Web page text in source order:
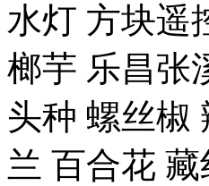
水灯 方块遥
榔芋 乐昌张
头种 螺丝椒
兰 百合花